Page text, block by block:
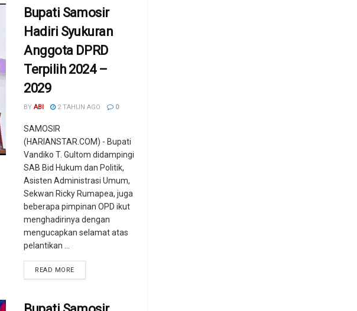
Bupati Samosir
Hadiri Syukuran
Anggota DPRD
Terpilih 2024 –
2029
BY ABI 2 TAHUN AGO 0
SAMOSIR
(HARIANSTAR.COM) - Bupati
Vandiko T. Gultom didampingi
SAB Bid Hukum dan Politik,
Asisten Administrasi Umum,
Sekwan Ricky Rumapea, juga
beberapa pimpinan OPD ikut
menghadirinya dengan
mengucapkan selamat atas
pelantikan ...
READ MORE